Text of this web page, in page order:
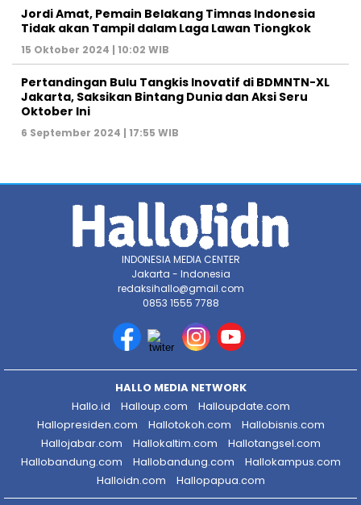
Jordi Amat, Pemain Belakang Timnas Indonesia
Tidak akan Tampil dalam Laga Lawan Tiongkok
15 Oktober 2024 | 10:02 WIB
Pertandingan Bulu Tangkis Inovatif di BDMNTN-XL
Jakarta, Saksikan Bintang Dunia dan Aksi Seru
Oktober Ini
6 September 2024 | 17:55 WIB
INDONESIA MEDIA CENTER
Jakarta - Indonesia
redaksihallo@gmail.com
0853 1555 7788
HALLO MEDIA NETWORK
Hallo.id
Halloup.com
Halloupdate.com
Hallopresiden.com
Hallotokoh.com
Hallobisnis.com
Hallojabar.com
Hallokaltim.com
Hallotangsel.com
Hallobandung.com
Hallobandung.com
Hallokampus.com
Halloidn.com
Hallopapua.com